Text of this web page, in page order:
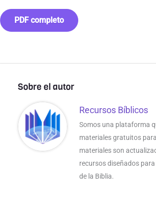
PDF completo
Sobre el autor
Recursos Bíblicos
Somos una plataforma
materiales gratuitos
materiales son
recursos diseñados
de la Biblia.